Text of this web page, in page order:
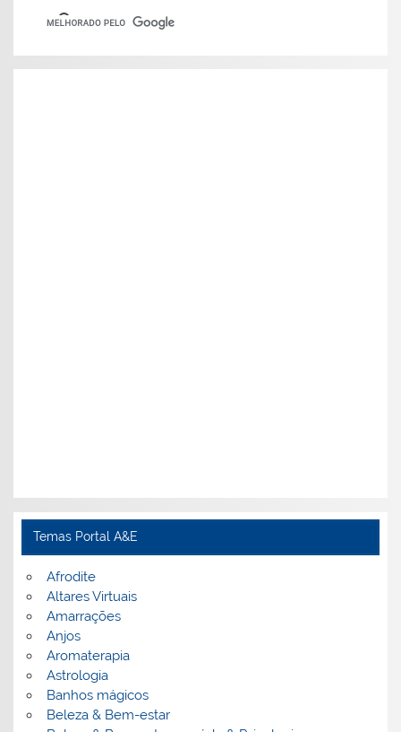
Temas Portal A&E
Afrodite
Altares Virtuais
Amarrações
Anjos
Aromaterapia
Astrologia
Banhos mágicos
Beleza & Bem-estar